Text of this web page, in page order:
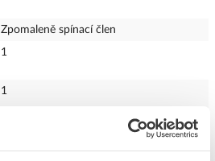
Zpomaleně spínací člen
1
1
Bez